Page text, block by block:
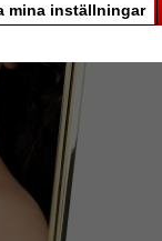
mina inställningar